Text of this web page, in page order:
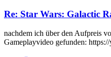
Re: Star Wars: Galactic
nachdem ich über den Aufpreis
Gameplayvideo gefunden: